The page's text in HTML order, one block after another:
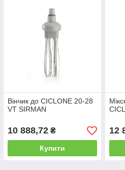
Вінчик до CICLONE 20-28
VT SIRMAN
10 888,72₴
Купити
12